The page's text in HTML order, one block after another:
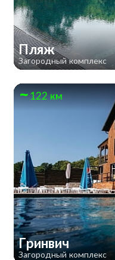
Пляж
Загородный комплекс
122 км
Гринвич
Загородный комплекс